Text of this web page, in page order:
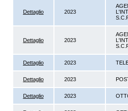
Dettaglio 2023
Dettaglio 2023
Dettaglio 2023
Dettaglio 2023
Dettaglio 2023